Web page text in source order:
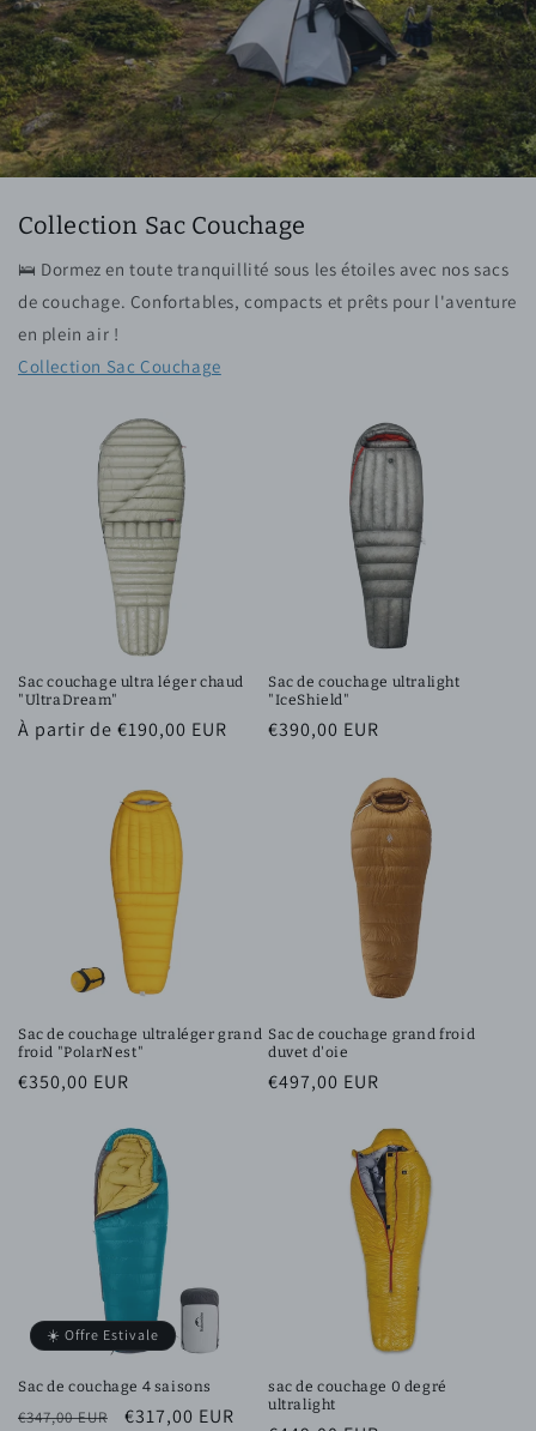
Collection Sac Couchage
🛌 Dormez en toute tranquillité sous les étoiles avec nos sacs
de couchage. Confortables, compacts et prêts pour l'aventure
en plein air !
Collection Sac Couchage
Sac couchage ultra léger chaud
"UltraDream"
Prix
À partir de €190,00 EUR
Sac de couchage ultralight
"IceShield"
Prix
€390,00 EUR
Sac de couchage ultraléger grand
froid "PolarNest"
Prix
€350,00 EUR
Sac de couchage grand froid
duvet d'oie
Prix
€497,00 EUR
☀️ Offre Estivale
Sac de couchage 4 saisons
Prix
€347,00 EUR Prix
€317,00 EUR
sac de couchage 0 degré
ultralight